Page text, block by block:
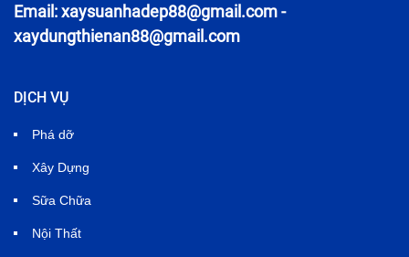
Email:xaysuanhadep88@gmail.com-
xaydungthienan88@gmail.com
DỊCH VỤ
Phá dỡ
Xây Dựng
Sữa Chữa
Nội Thất